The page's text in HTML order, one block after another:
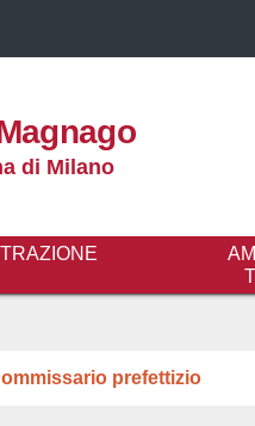
di Milano
prefettizio